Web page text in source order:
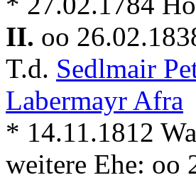
II. oo
T.d. Sedlmair
Labermayr Afra
* 14.11.1812
weitere Ehe: oo